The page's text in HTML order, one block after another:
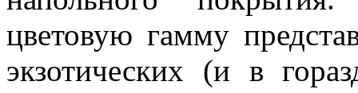
цветовую гамму
экзотических (и в